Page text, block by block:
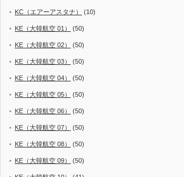
KC（エアーアスタナ） (10)
KE（大韓航空 01） (50)
KE（大韓航空 02） (50)
KE（大韓航空 03） (50)
KE（大韓航空 04） (50)
KE（大韓航空 05） (50)
KE（大韓航空 06） (50)
KE（大韓航空 07） (50)
KE（大韓航空 08） (50)
KE（大韓航空 09） (50)